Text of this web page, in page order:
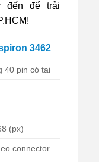
đến để trải
3462
40 pin có tai
(px)
connector